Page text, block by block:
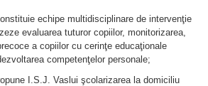
multidisciplinare de intervenţie
evaluarea tuturor copiilor, monitorizarea,
a copiilor cu cerinţe educaţionale
competenţelor personale;
Vaslui şcolarizarea la domiciliu